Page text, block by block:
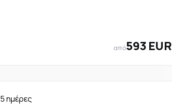
από593 EUR
5 ημέρες